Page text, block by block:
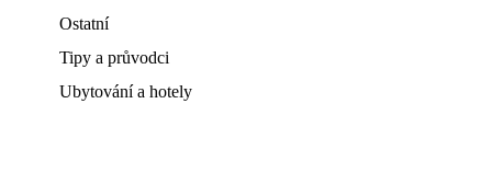
Ostatní
Tipy a průvodci
Ubytování a hotely